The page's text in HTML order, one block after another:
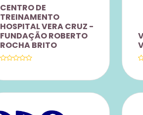
CENTRO DE
TREINAMENTO
HOSPITAL VERA CRUZ -
FUNDAÇÃO ROBERTO
ROCHA BRITO